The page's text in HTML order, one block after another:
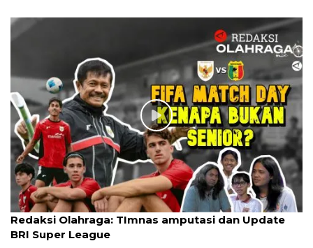
Redaksi Olahraga: TImnas amputasi dan Update
BRI Super League